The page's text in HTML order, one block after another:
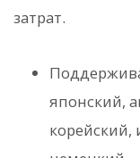
затрат.
японский,
корейский,